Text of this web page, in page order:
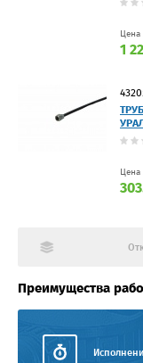
Цена
1
Цена
Преимущества